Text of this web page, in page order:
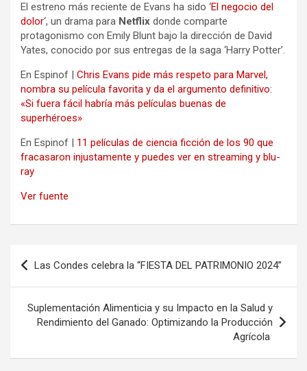
El estreno más reciente de Evans ha sido ‘El negocio del
dolor‘, un drama para Netflix donde comparte
protagonismo con Emily Blunt bajo la dirección de David
Yates, conocido por sus entregas de la saga ‘Harry Potter’.
En Espinof | Chris Evans pide más respeto para Marvel,
nombra su película favorita y da el argumento definitivo:
«Si fuera fácil habría más películas buenas de
superhéroes»
En Espinof | 11 películas de ciencia ficción de los 90 que
fracasaron injustamente y puedes ver en streaming y blu-
ray
Ver fuente
Navegación
de
entradas
Las Condes celebra la “FIESTA DEL PATRIMONIO 2024”
Suplementación Alimenticia y su Impacto en la Salud y
Rendimiento del Ganado: Optimizando la Producción
Agrícola